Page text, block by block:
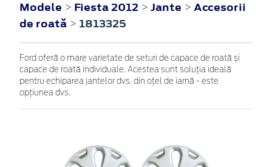
Modele > Fiesta 2012 > Jante > Accesorii
de roată > 1813325
Ford oferă o mare varietate de seturi de capace de roată și
capace de roată individuale. Acestea sunt soluția ideală
pentru echiparea jantelor dvs. din oțel de iarnă - este
opțiunea dvs.